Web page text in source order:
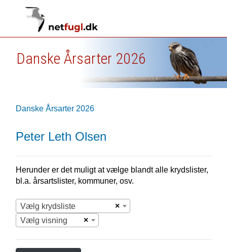
Danske Årsarter 2026
Danske Årsarter 2026
Peter Leth Olsen
Herunder er det muligt at vælge blandt alle krydslister,
bl.a. årsartslister, kommuner, osv.
×
Vælg krydsliste
×
Vælg visning